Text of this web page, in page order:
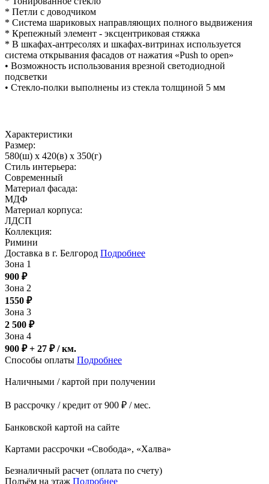
* Петли с доводчиком
* Система шариковых направляющих полного выдвижения
* Крепежный элемент - эксцентриковая стяжка
* В шкафах-антресолях и шкафах-витринах используется
система открывания фасадов от нажатия «Push to open»
• Возможность использования врезной светодиодной
подсветки
• Стекло-полки выполнены из стекла толщиной 5 мм
Характеристики
Размер:
580(ш) x 420(в) x 350(г)
Стиль интерьера:
Современный
Материал фасада:
МДФ
Материал корпуса:
ЛДСП
Коллекция:
Римини
Доставка в г. Белгород Подробнее
Зона 1
900 ₽
Зона 2
1550 ₽
Зона 3
2 500 ₽
Зона 4
900 ₽ + 27 ₽/ км.
Способы оплаты Подробнее
Наличными / картой при получении
В рассрочку / кредит от 900 ₽ / мес.
Банковской картой на сайте
Картами рассрочки «Свобода», «Халва»
Безналичный расчет (оплата по счету)
Подъём на этаж Подробнее